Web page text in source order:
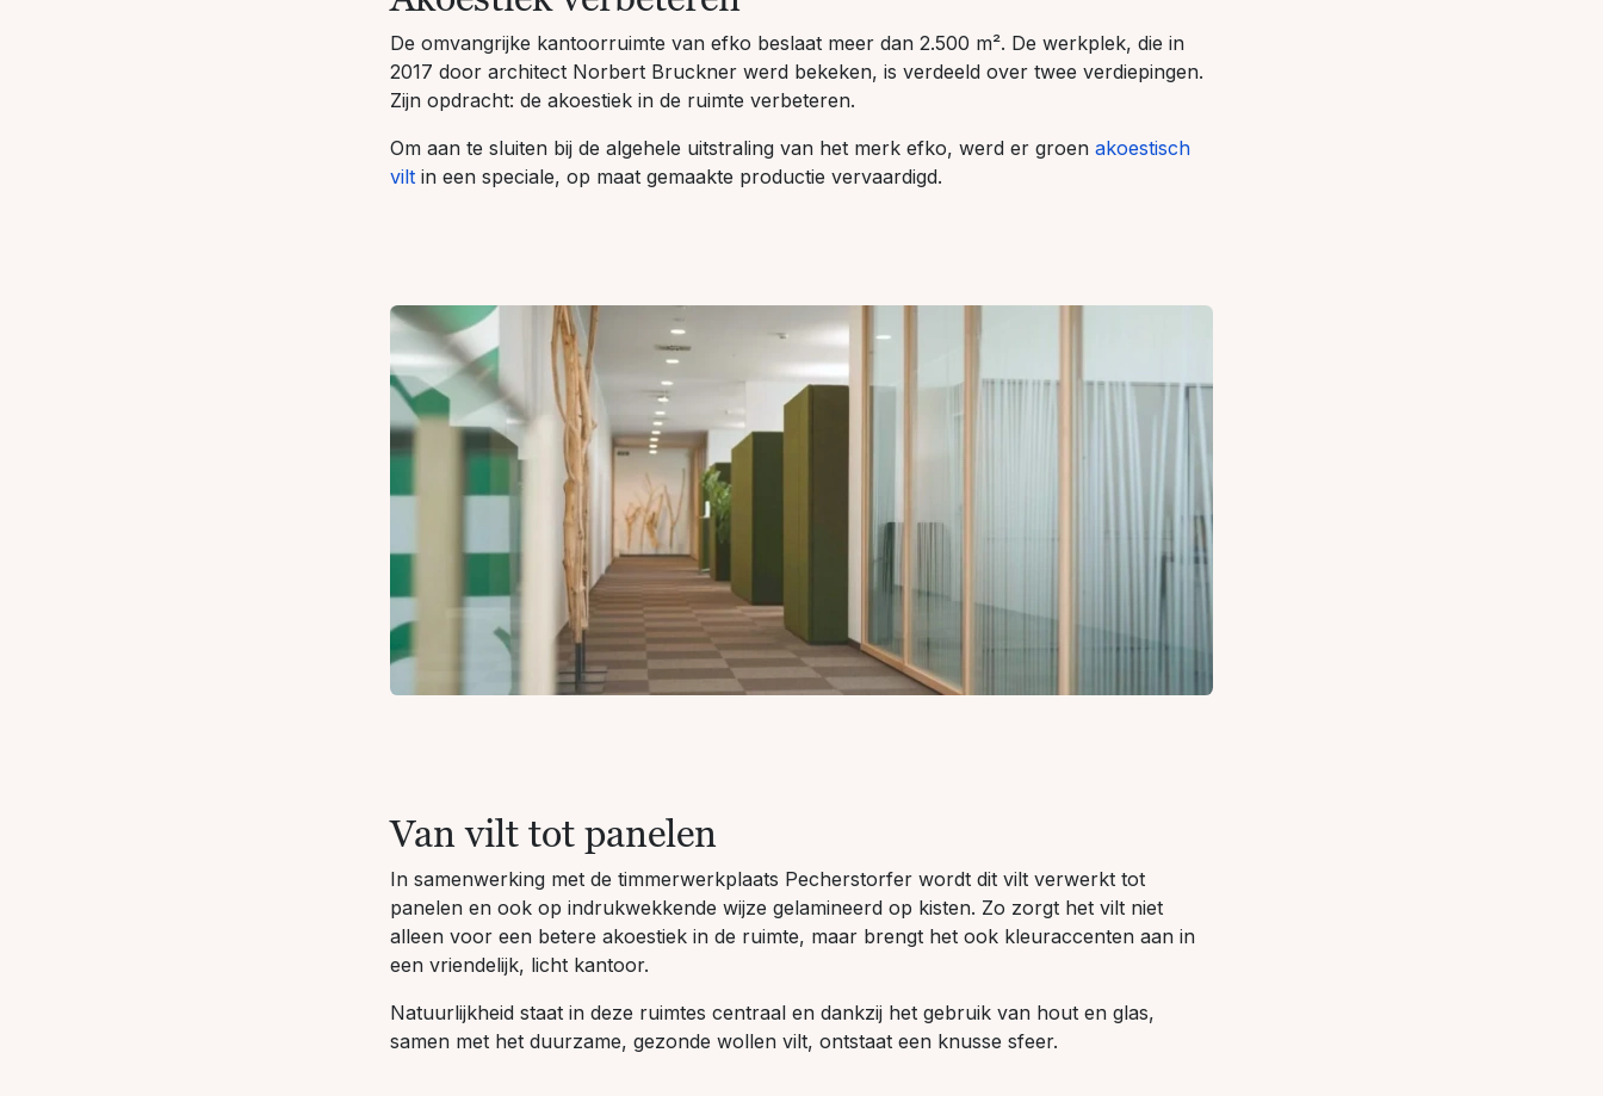
De omvangrijke kantoorruimte van efko beslaat meer dan 2.500 m². De werkplek, die in
2017 door architect Norbert Bruckner werd bekeken, is verdeeld over twee verdiepingen.
Zijn opdracht: de akoestiek in de ruimte verbeteren.
Om aan te sluiten bij de algehele uitstraling van het merk efko, werd er groen akoestisch
vilt in een speciale, op maat gemaakte productie vervaardigd.
Van vilt tot panelen
In samenwerking met de timmerwerkplaats Pecherstorfer wordt dit vilt verwerkt tot
panelen en ook op indrukwekkende wijze gelamineerd op kisten. Zo zorgt het vilt niet
alleen voor een betere akoestiek in de ruimte, maar brengt het ook kleuraccenten aan in
een vriendelijk, licht kantoor.
Natuurlijkheid staat in deze ruimtes centraal en dankzij het gebruik van hout en glas,
samen met het duurzame, gezonde wollen vilt, ontstaat een knusse sfeer.